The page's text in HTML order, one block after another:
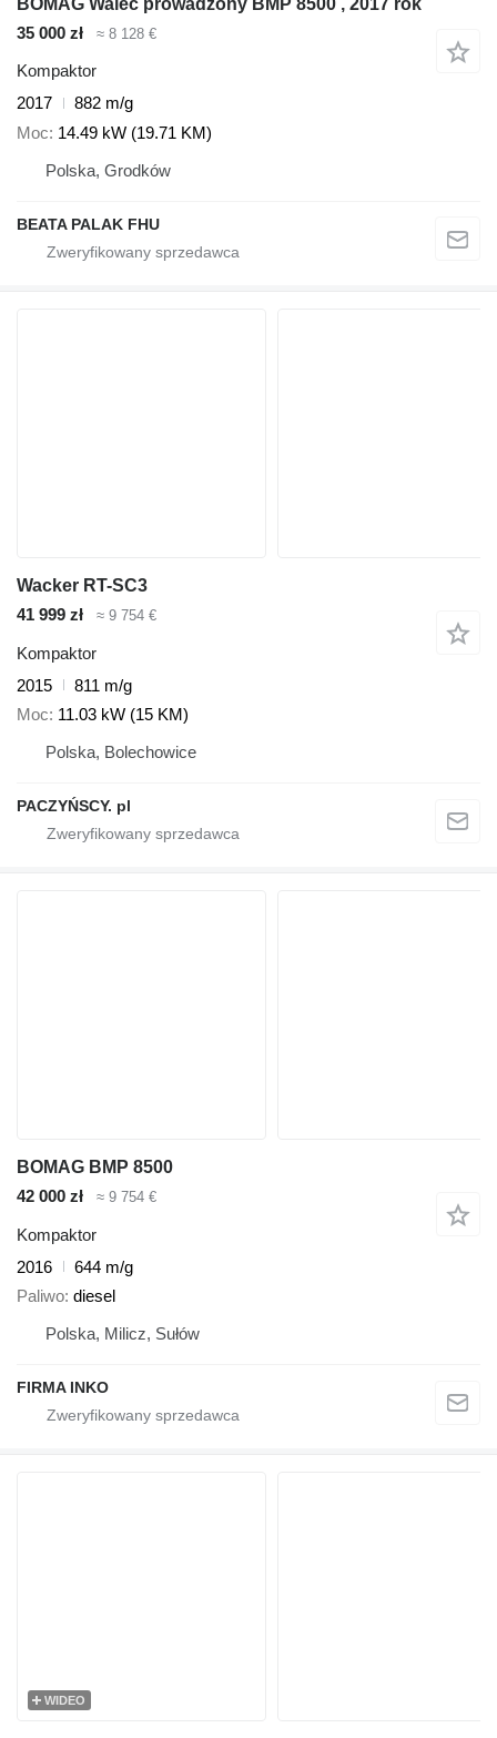
BOMAG Walec prowadzony BMP 8500 , 2017 rok
35 000 zł
≈ 8 128 €
Kompaktor
2017
882 m/g
Moc 14.49 kW (19.71 KM)
Polska, Grodków
BEATA PALAK FHU
Wacker RT-SC3
41 999 zł
≈ 9 754 €
Kompaktor
2015
811 m/g
Moc 11.03 kW (15 KM)
Polska, Bolechowice
PACZYŃSCY. pl
BOMAG BMP 8500
42 000 zł
≈ 9 754 €
Kompaktor
2016
644 m/g
Paliwo diesel
Polska, Milicz, Sułów
FIRMA INKO
WIDEO